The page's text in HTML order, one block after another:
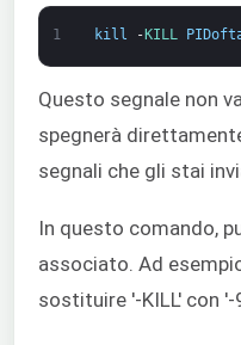
1 kill -KILL
Questo segnale non
spegnerà
segnali che gli stai
In questo comando,
associato. Ad
sostituire '-KILL' con '-